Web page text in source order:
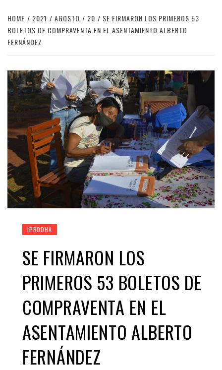
HOME 2021 AGOSTO 20
SE FIRMARON LOS PRIMEROS 53
BOLETOS DE COMPRAVENTA EN EL ASENTAMIENTO ALBERTO
FERNÁNDEZ
IPRODHA
SE FIRMARON LOS
PRIMEROS 53 BOLETOS DE
COMPRAVENTA EN EL
ASENTAMIENTO ALBERTO
FERNÁNDEZ